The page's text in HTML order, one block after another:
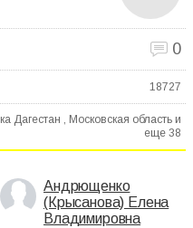
0
18727
Дагестан , Московская область и
еще 38
Андрющенко
(Крысанова) Елена
Владимировна